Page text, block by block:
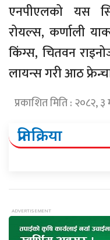
एनपीएलको यस
रोयल्स, कर्णाली
किंग्स, चितवन
लायन्स गरी आठ
प्रकाशित मिति : २०८२,
प्रतिक्रिया